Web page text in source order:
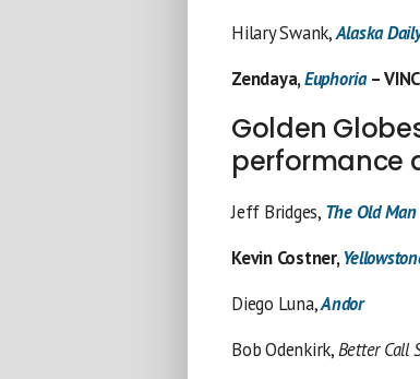
Hilary Swank,Alaska
Zendaya,Euphoria –
Golden
performance
Jeff Bridges, The Old Man
Kevin Costner,
Diego Luna,Andor
Bob Odenkirk,Better Call